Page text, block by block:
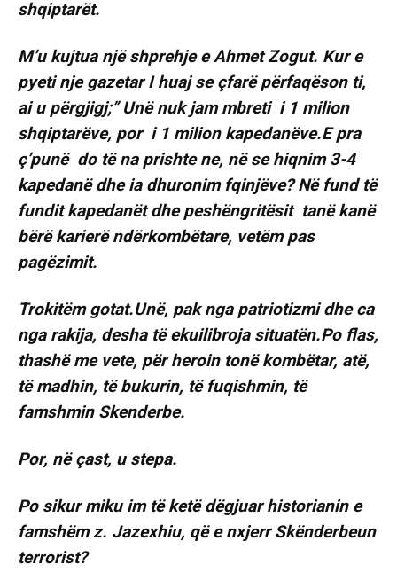
shqiptarët.
M’u kujtua një shprehje e Ahmet Zogut. Kur e
pyeti nje gazetar I huaj se çfarë përfaqëson ti,
ai u përgjigj;’’ Unë nuk jam mbreti i 1 milion
shqiptarëve, por i 1 milion kapedanëve.E pra
ç’punë do të na prishte ne, në se hiqnim 3-4
kapedanë dhe ia dhuronim fqinjëve? Në fund të
fundit kapedanët dhe peshëngritësit tanë kanë
bërë karierë ndërkombëtare, vetëm pas
pagëzimit.
Trokitëm gotat.Unë, pak nga patriotizmi dhe ca
nga rakija, desha të ekuilibroja situatën.Po flas,
thashë me vete, për heroin tonë kombëtar, atë,
të madhin, të bukurin, të fuqishmin, të
famshmin Skenderbe.
Por, në çast, u stepa.
Po sikur miku im të ketë dëgjuar historianin e
famshëm z. Jazexhiu, që e nxjerr Skënderbeun
terrorist?